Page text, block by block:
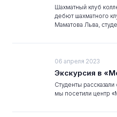
Шахматный клуб
дебют шахматного
Маматова Льва,
06 апреля 2023
Экскурсия в
Студенты
мы посетили центр